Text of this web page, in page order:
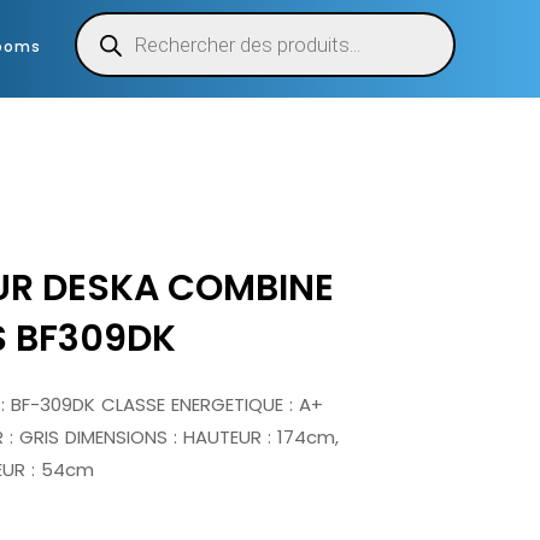
DESKA COMBINE
BF309DK
BF-309DK CLASSE ENERGETIQUE : A+
: GRIS DIMENSIONS : HAUTEUR : 174cm,
: 54cm